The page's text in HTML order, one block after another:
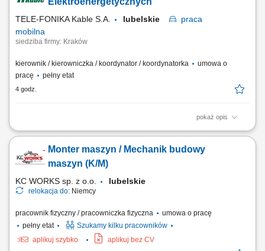
TELE-FONIKA Kable S.A. lubelskie
praca
mobilna
siedziba firmy: Kraków
kierownik / kierowniczka / koordynator / koordynatorka
umowa o
pracę
pełny etat
4 godz.
pokaż opis
Miejsce pracy stacjonarnej: Kraków lub Myślenice oraz budowy na
stanowiska kompleksowe prowadzenie projektów
elektroenergetycznych związanych z liniami kablowymi WN i
Monter maszyn / Mechanik budowy
maszyn (K/M)
KC WORKS sp. z o.o. lubelskie
relokacja do: Niemcy
pracownik fizyczny / pracowniczka fizyczna
umowa o pracę
pełny etat
Szukamy kilku pracowników
aplikuj szybko
aplikuj bez CV